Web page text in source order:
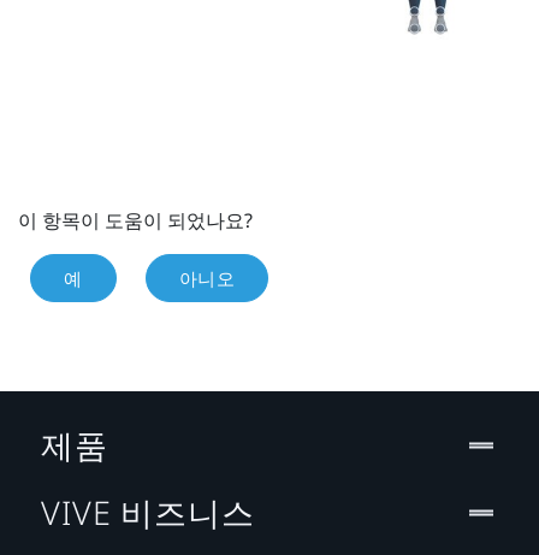
이 항목이 도움이 되었나요?
예 아니오
제품
VIVE 비즈니스